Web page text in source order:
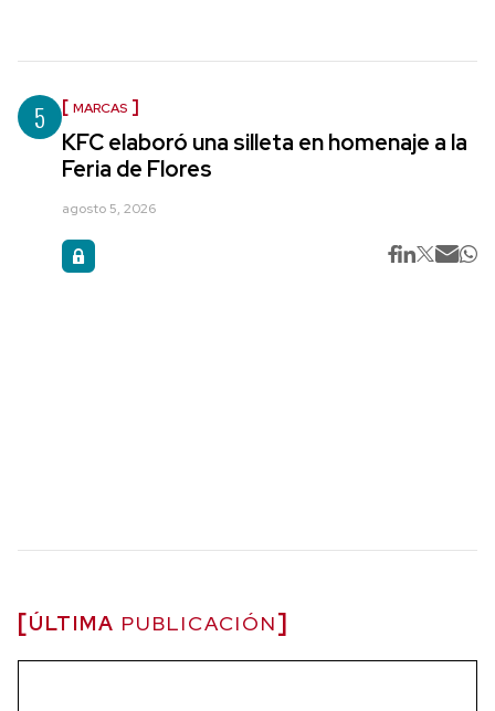
5 MARCAS
KFC elaboró una silleta en homenaje a la
Feria de Flores
agosto 5, 2026
ÚLTIMA PUBLICACIÓN